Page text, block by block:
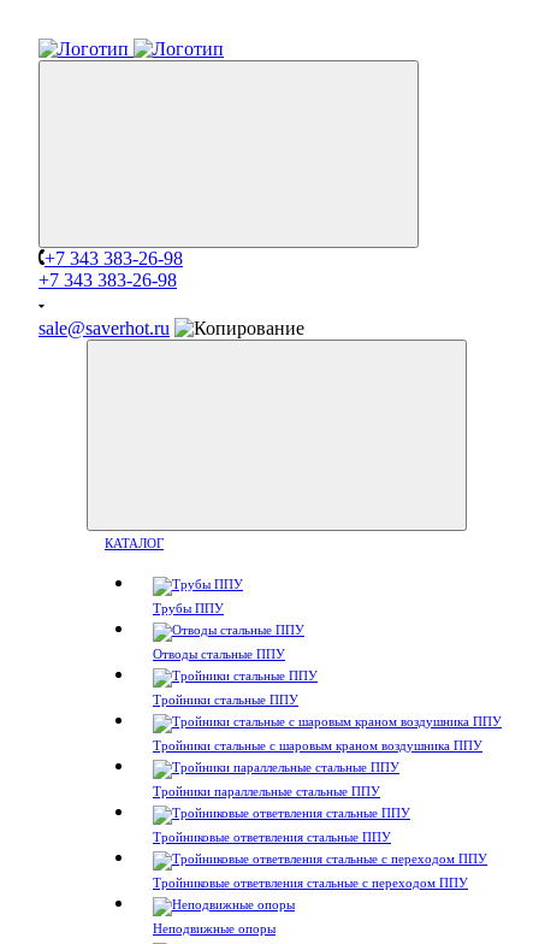
+7 343 383-26-98
+7 343 383-26-98
sale@saverhot.ru
КАТАЛОГ
Трубы ППУ
Отводы стальные ППУ
Тройники стальные ППУ
Тройники стальные с шаровым краном воздушника ППУ
Тройники параллельные стальные ППУ
Тройниковые ответвления стальные ППУ
Тройниковые ответвления стальные с переходом ППУ
Неподвижные опоры